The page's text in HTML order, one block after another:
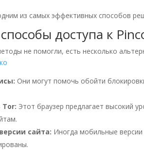
из самых эффективных способов
доступа к
не помогли, есть несколько
Они могут помочь обойти
Tor: Этот браузер предлагает высокий
сайта: Иногда мобильные